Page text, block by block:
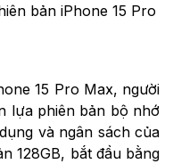
bản iPhone 15 Pro
15 Pro Max, người
lựa phiên bản bộ nhớ
và ngân sách của
128GB, bắt đầu bằng